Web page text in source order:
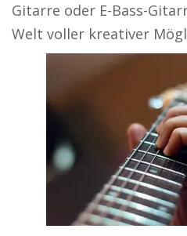
Gitarre oder E-Bass-
Welt voller kreativer